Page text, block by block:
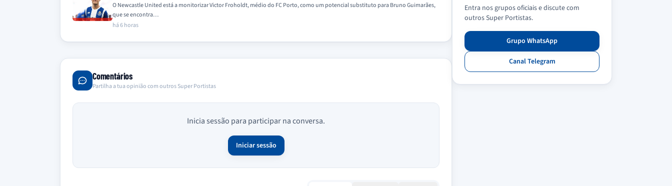
O Newcastle United está a monitorizar Victor Froholdt, médio do FC Porto, como um potencial substituto para Bruno Guimarães,
que se encontra…
há 6 horas
Comentários
Partilha a tua opinião com outros Super Portistas
Inicia sessão para participar na conversa.
Iniciar sessão
Entra nos grupos oficiais e discute com
outros Super Portistas.
Grupo WhatsApp
Canal Telegram